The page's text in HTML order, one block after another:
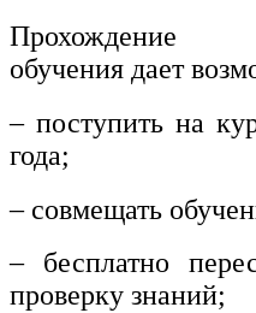
аккредитации
Прохождение
обучения дает
– поступить на
года;
– совмещать
– бесплатно
проверку знаний;